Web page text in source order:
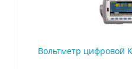
Вольтметр цифровой